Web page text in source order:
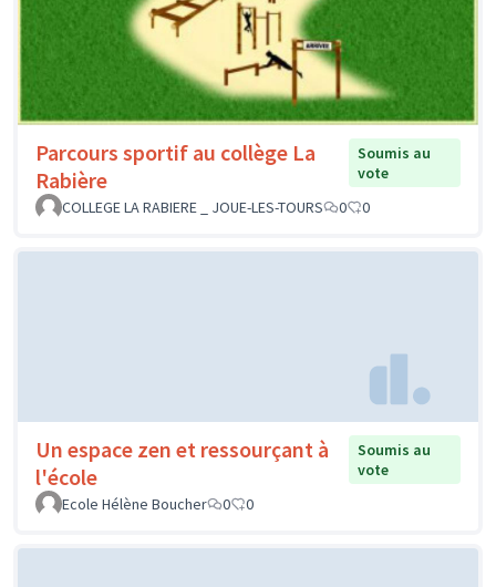
Parcours sportif au collège La
Rabière
Soumis au
vote
COLLEGE LA RABIERE _ JOUE-LES-TOURS
0 0
Un espace zen et ressourçant à
l'école
Soumis au
vote
Ecole Hélène Boucher
0 0